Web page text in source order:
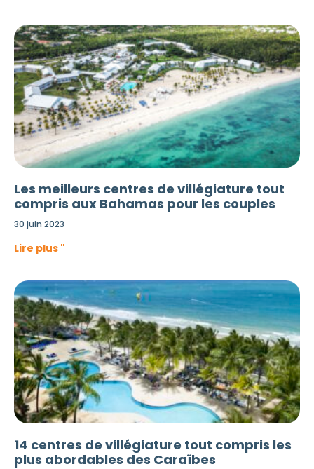
Les meilleurs centres de villégiature tout
compris aux Bahamas pour les couples
30 juin 2023
Lire plus "
14 centres de villégiature tout compris les
plus abordables des Caraïbes